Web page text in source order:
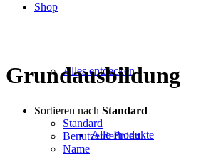
Shop
Alles entdecken
Alle Produkte
Grundausbildung
Sortieren nach Standard
Standard
Benutzerdefiniert
Name